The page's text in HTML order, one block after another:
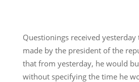
Questionings received
made by the president of the
that from yesterday, he would
without specifying the time he